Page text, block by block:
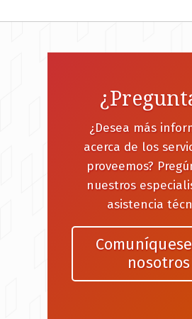
¿Desea más
acerca de los
proveemos?
nuestros
asistencia
nosotros